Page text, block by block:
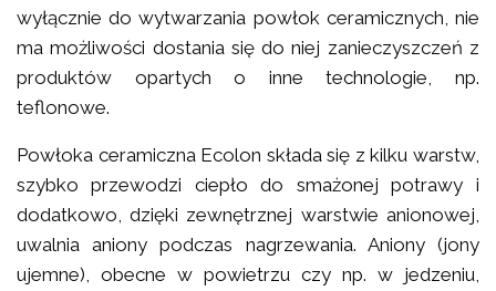
wyłącznie do wytwarzania powłok ceramicznych, nie
ma możliwości dostania się do niej zanieczyszczeń z
produktów opartych o inne technologie, np.
teflonowe.
Powłoka ceramiczna Ecolon składa się z kilku warstw,
szybko przewodzi ciepło do smażonej potrawy i
dodatkowo, dzięki zewnętrznej warstwie anionowej,
uwalnia aniony podczas nagrzewania. Aniony (jony
ujemne), obecne w powietrzu czy np. w jedzeniu,